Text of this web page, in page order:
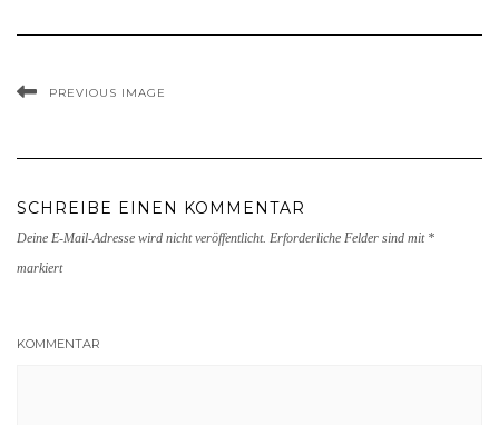
PREVIOUS IMAGE
SCHREIBE EINEN KOMMENTAR
Deine E-Mail-Adresse wird nicht veröffentlicht. Erforderliche Felder sind mit *
markiert
KOMMENTAR